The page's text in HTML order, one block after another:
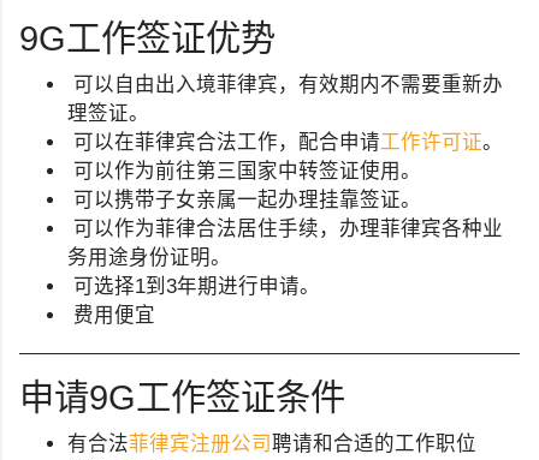
9G工作签证优势
可以自由出入境菲律宾，有效期内不需要重新办
理签证。
可以在菲律宾合法工作，配合申请工作许可证。
可以作为前往第三国家中转签证使用。
可以携带子女亲属一起办理挂靠签证。
可以作为菲律合法居住手续，办理菲律宾各种业
务用途身份证明。
可选择1到3年期进行申请。
费用便宜
申请9G工作签证条件
有合法菲律宾注册公司 聘请和合适的工作职位